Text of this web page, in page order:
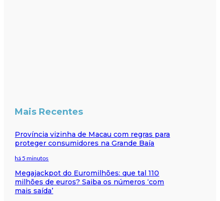
Mais Recentes
Província vizinha de Macau com regras para
proteger consumidores na Grande Baía
há 5 minutos
Megajackpot do Euromilhões: que tal 110
milhões de euros? Saiba os números ‘com
mais saída’